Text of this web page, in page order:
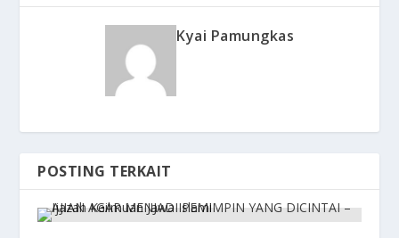
Kyai Pamungkas
POSTING TERKAIT